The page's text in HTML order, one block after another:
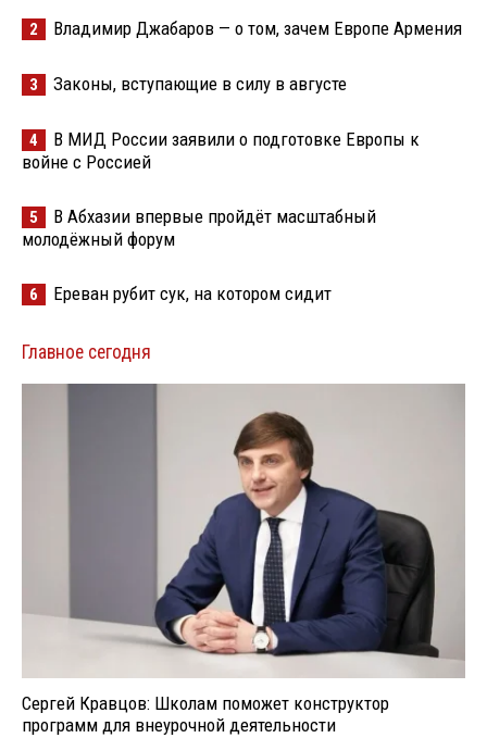
2 Владимир Джабаров — о том, зачем Европе Армения
3 Законы, вступающие в силу в августе
4
В МИД России заявили о подготовке Европы к
войне с Россией
5
В Абхазии впервые пройдёт масштабный
молодёжный форум
6 Ереван рубит сук, на котором сидит
Главное сегодня
Сергей Кравцов: Школам поможет конструктор
программ для внеурочной деятельности